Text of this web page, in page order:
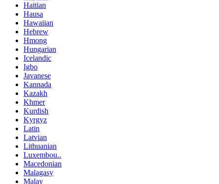
Haitian
Hausa
Hawaiian
Hebrew
Hmong
Hungarian
Icelandic
Igbo
Javanese
Kannada
Kazakh
Khmer
Kurdish
Kyrgyz
Latin
Latvian
Lithuanian
Luxembou..
Macedonian
Malagasy
Malay